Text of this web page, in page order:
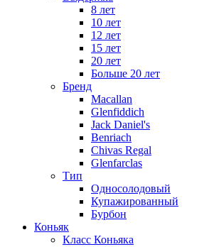
8 лет
10 лет
12 лет
15 лет
20 лет
Больше 20 лет
Бренд
Macallan
Glenfiddich
Jack Daniel's
Benriach
Chivas Regal
Glenfarclas
Тип
Односолодовый
Купажированный
Бурбон
Коньяк
Класс Коньяка